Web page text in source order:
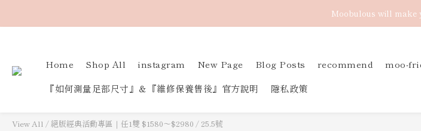
Moobulous will make
Home Shop All instagram New Page Blog Posts recommend
moo-
『如何測量足部尺寸』＆『維修保養售後』官方說明
隱私政策
View All /絕版經典活動專區｜任1雙 $1580～$2980 / 25.5號